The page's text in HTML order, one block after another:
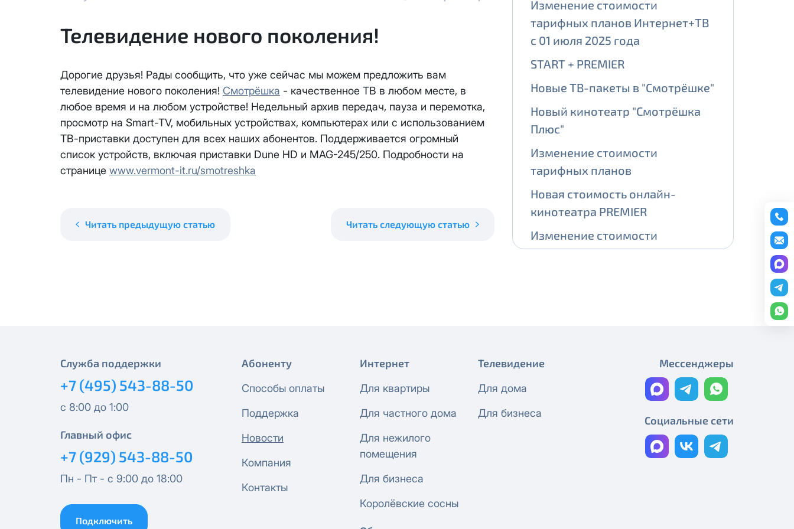
Телевидение нового поколения!
Дорогие друзья! Рады сообщить, что уже сейчас мы можем предложить вам
телевидение нового поколения! Смотрёшка - качественное ТВ в любом месте, в
любое время и на любом устройстве! Недельный архив передач, пауза и перемотка,
просмотр на Smart-TV, мобильных устройствах, компьютерах или с использованием
ТВ-приставки доступен для всех наших абонентов. Поддерживается огромный
список устройств, включая приставки Dune HD и MAG-245/250. Подробности на
странице www.vermont-it.ru/smotreshka
Читать предыдущую статью Читать следующую статью
Изменение стоимости
тарифных планов Интернет+ТВ
с 01 июля 2025 года
START + PREMIER
Новые ТВ-пакеты в "Смотрёшке"
Новый кинотеатр "Смотрёшка
Плюс"
Изменение стоимости
тарифных планов
Новая стоимость онлайн-
кинотеатра PREMIER
Изменение стоимости
тарифных планов
Изменения в составе ТВ-
Новая стоимость онлайн-
кинотеатра PREMIER
Изменения в телеканалах
Служба поддержки
+7 (495) 543-88-50
с 8:00 до 1:00
Главный офис
+7 (929) 543-88-50
Пн - Пт - с 9:00 до 18:00
Подключить
Абоненту
Способы оплаты
Поддержка
Новости
Компания
Контакты
Интернет
Для квартиры
Для частного дома
Для нежилого
помещения
Для бизнеса
Королёвские сосны
Телевидение
Для дома
Для бизнеса
Мессенджеры
Социальные сети
КС 500
НП30
НП50
НП100
МойДом200
Спутник 200
МойДом300
Эксклюзив
На карте
Отправить
Я даюсогласие на обработку персональных данных в соответствии сПолитикой в отношении обработки персональных
данных
Отправить
Я даю согласие на обработку персональных данныхв соответствии с
Политикой в отношении обработки персональных
данных
Выделение публичного IP адреса один раз осуществляется бесплатно, за каждое последующее выделение публичного IP
адреса с лицевого счета единовременно списывается
Активация услуги производится на следующий рабочий день после отправки Вам новых сетевых реквизитов.
Оформляя заявку на выделение публичного IP-адреса, Вы соглашаетесь с условиями предоставления услуги.
Блокировка данной услуги невозможна. При отсутствии оплаты за услугу публичный IP-адрес в течение трех календарных